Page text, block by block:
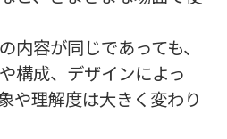
的を考える
計する
る
ンを作る
内容が同じであっても、
構成、デザインによっ
や理解度は大きく変わり